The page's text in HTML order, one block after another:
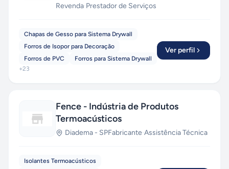
Revenda·Prestador de Serviços
Chapas de Gesso para Sistema Drywall
Forros de Isopor para Decoração
Forros de PVC
Forros para Sistema Drywall
+23
Ver perfil
Fence - Indústria de Produtos
Termoacústicos
Diadema - SPFabricante·Assistência Técnica
Isolantes Termoacústicos